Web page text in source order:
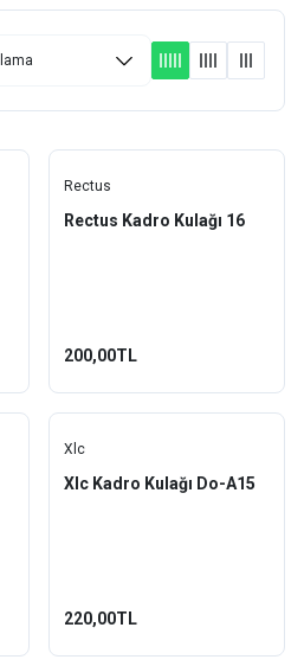
Rectus
Rectus Kadro Kulağı 16
200,00TL
Xlc
Xlc Kadro Kulağı Do-A15
220,00TL